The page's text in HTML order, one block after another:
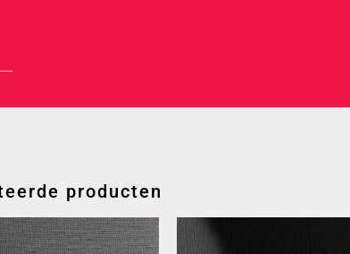
producten